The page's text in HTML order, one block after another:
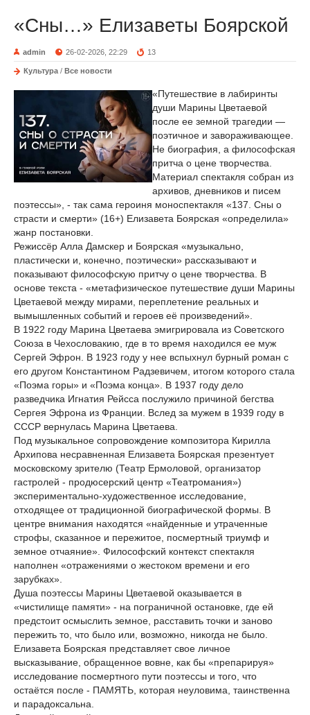
«Сны…» Елизаветы Боярской
admin 26-02-2026, 22:29 13
Культура / Все новости
«Путешествие в лабиринты
души Марины Цветаевой
после ее земной трагедии —
поэтичное и завораживающее.
Не биография, а философская
притча о цене творчества.
Материал спектакля собран из
архивов, дневников и писем
поэтессы», - так сама героиня моноспектакля «137. Сны о
страсти и смерти» (16+) Елизавета Боярская «определила»
жанр постановки.
Режиссёр Алла Дамскер и Боярская «музыкально,
пластически и, конечно, поэтически» рассказывают и
показывают философскую притчу о цене творчества. В
основе текста - «метафизическое путешествие души Марины
Цветаевой между мирами, переплетение реальных и
вымышленных событий и героев её произведений».
В 1922 году Марина Цветаева эмигрировала из Советского
Союза в Чехословакию, где в то время находился ее муж
Сергей Эфрон. В 1923 году у нее вспыхнул бурный роман с
его другом Константином Радзевичем, итогом которого стала
«Поэма горы» и «Поэма конца». В 1937 году дело
разведчика Игнатия Рейсса послужило причиной бегства
Сергея Эфрона из Франции. Вслед за мужем в 1939 году в
СССР вернулась Марина Цветаева.
Под музыкальное сопровождение композитора Кирилла
Архипова несравненная Елизавета Боярская презентует
московскому зрителю (Театр Ермоловой, организатор
гастролей - продюсерский центр «Театромания»)
экспериментально-художественное исследование,
отходящее от традиционной биографической формы. В
центре внимания находятся «найденные и утраченные
строфы, сказанное и пережитое, посмертный триумф и
земное отчаяние». Философский контекст спектакля
наполнен «отражениями о жестоком времени и его
зарубках».
Душа поэтессы Марины Цветаевой оказывается в
«чистилище памяти» - на пограничной остановке, где ей
предстоит осмыслить земное, расставить точки и заново
пережить то, что было или, возможно, никогда не было.
Елизавета Боярская представляет свое личное
высказывание, обращенное вовне, как бы «препарируя»
исследование посмертного пути поэтессы и того, что
остаётся после - ПАМЯТЬ, которая неуловима, таинственна
и парадоксальна.